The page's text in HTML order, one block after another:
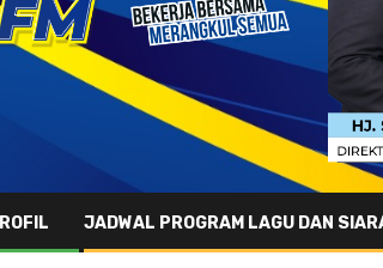
JADWAL PROGRAM LAGU DAN